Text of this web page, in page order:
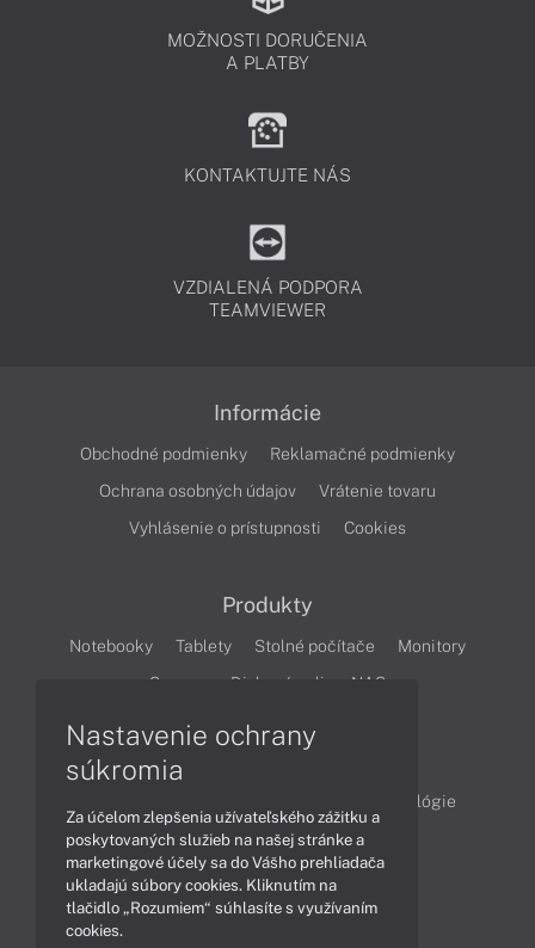
MOŽNOSTI DORUČENIA
A PLATBY
KONTAKTUJTE NÁS
VZDIALENÁ PODPORA
TEAMVIEWER
Informácie
Obchodné podmienky
Reklamačné podmienky
Ochrana osobných údajov
Vrátenie tovaru
Vyhlásenie o prístupnosti
Cookies
Produkty
Notebooky Tablety Stolné počítače
Monitory
Servery
Diskové polia a NAS
Technológie
Videá
Obsah
Nastavenie ochrany
súkromia
Za účelom zlepšenia užívateľského zážitku a
poskytovaných služieb na našej stránke a
marketingové účely sa do Vášho prehliadača
ukladajú súbory cookies. Kliknutím na
tlačidlo „Rozumiem“ súhlasíte s využívaním
cookies.